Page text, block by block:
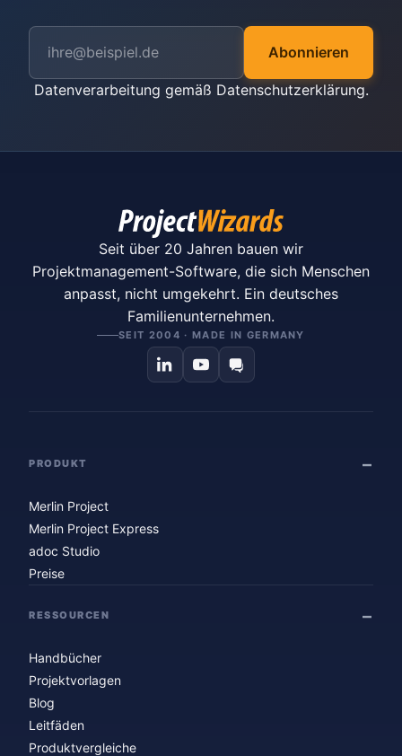
Abonnieren
Datenverarbeitung gemäß Datenschutzerklärung.
Seit über 20 Jahren bauen wir
Projektmanagement-Software, die sich Menschen
anpasst, nicht umgekehrt. Ein deutsches
Familienunternehmen.
SEIT 2004 · MADE IN GERMANY
PRODUKT
Merlin Project
Merlin Project Express
adoc Studio
Preise
RESSOURCEN
Handbücher
Projektvorlagen
Blog
Leitfäden
Produktvergleiche